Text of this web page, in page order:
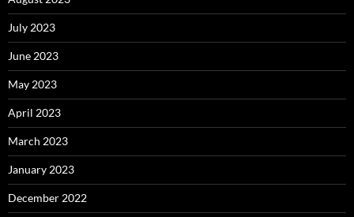
July 2023
June 2023
May 2023
April 2023
March 2023
January 2023
December 2022